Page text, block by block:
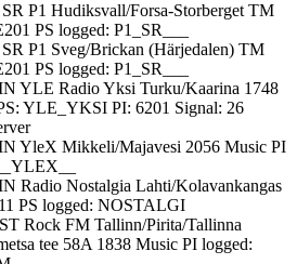
P1 Hudiksvall/Forsa-Storberget TM
PS logged: P1_SR___
P1 Sveg/Brickan (Härjedalen) TM
PS logged: P1_SR___
YLE Radio Yksi Turku/Kaarina 1748
YLE_YKSI PI: 6201 Signal: 26
YleX Mikkeli/Majavesi 2056 Music PI
Radio Nostalgia Lahti/Kolavankangas
PS logged: NOSTALGI
Rock FM Tallinn/Pirita/Tallinna
tee 58A 1838 Music PI logged: